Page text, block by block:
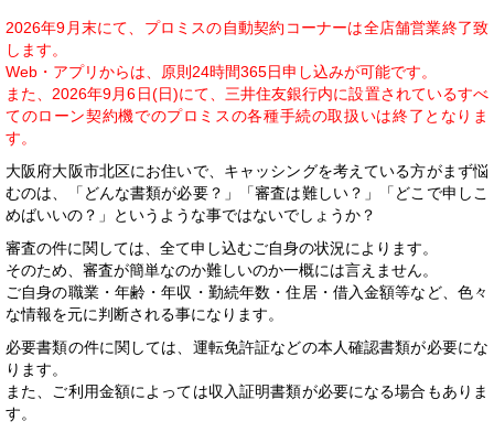
2026年9月末にて、プロミスの自動契約コーナーは全店舗営業終了致
します。
Web・アプリからは、原則24時間365日申し込みが可能です。
また、2026年9月6日(日)にて、三井住友銀行内に設置されているすべ
てのローン契約機でのプロミスの各種手続の取扱いは終了となりま
す。
大阪府大阪市北区にお住いで、キャッシングを考えている方がまず悩
むのは、「どんな書類が必要？」「審査は難しい？」「どこで申しこ
めばいいの？」というような事ではないでしょうか？
審査の件に関しては、全て申し込むご自身の状況によります。
そのため、審査が簡単なのか難しいのか一概には言えません。
ご自身の職業・年齢・年収・勤続年数・住居・借入金額等など、色々
な情報を元に判断される事になります。
必要書類の件に関しては、運転免許証などの本人確認書類が必要にな
ります。
また、ご利用金額によっては収入証明書類が必要になる場合もありま
す。